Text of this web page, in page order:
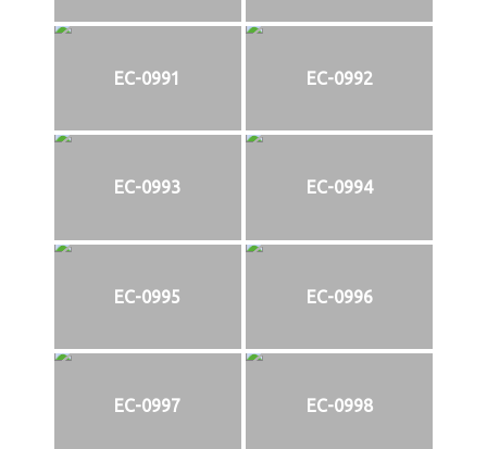
EC-0991 EC-0992
EC-0993 EC-0994
EC-0995 EC-0996
EC-0997 EC-0998